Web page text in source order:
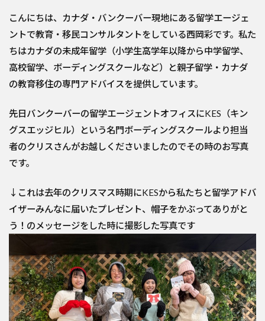
こんにちは、カナダ・バンクーバー現地にある留学エージェ
ントで教育・移民コンサルタントをしている西岡彩です。私た
ちはカナダの未成年留学（小学生高学年以降から中学留学、
高校留学、ボーディングスクールなど）と親子留学・カナダ
の教育移住の専門アドバイスを提供しています。
先日バンクーバーの留学エージェントオフィスにKES（キン
グスエッジヒル）という名門ボーディングスクールより担当
者のクリスさんがお越しくださいましたのでその時のお写真
です。
↓これは去年のクリスマス時期にKESから私たちと留学アドバ
イザーみんなに届いたプレゼント、帽子をかぶってありがと
う！のメッセージをした時に撮影した写真です